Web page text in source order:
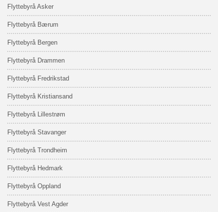
Flyttebyrå Asker
Flyttebyrå Bærum
Flyttebyrå Bergen
Flyttebyrå Drammen
Flyttebyrå Fredrikstad
Flyttebyrå Kristiansand
Flyttebyrå Lillestrøm
Flyttebyrå Stavanger
Flyttebyrå Trondheim
Flyttebyrå Hedmark
Flyttebyrå Oppland
Flyttebyrå Vest Agder